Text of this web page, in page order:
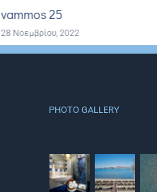
vammos 25
28 Νοεμβρίου, 2022
PHOTO GALLERY